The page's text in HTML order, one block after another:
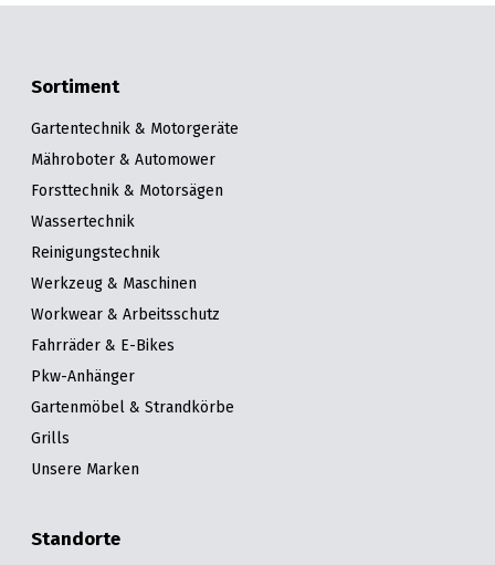
Sortiment
Gartentechnik & Motorgeräte
Mähroboter & Automower
Forsttechnik & Motorsägen
Wassertechnik
Reinigungstechnik
Werkzeug & Maschinen
Workwear & Arbeitsschutz
Fahrräder & E-Bikes
Pkw-Anhänger
Gartenmöbel & Strandkörbe
Grills
Unsere Marken
Standorte